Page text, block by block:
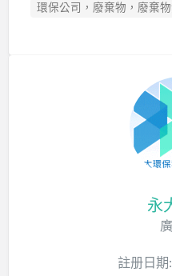
環保公司，廢棄物，廢棄
永
註册日